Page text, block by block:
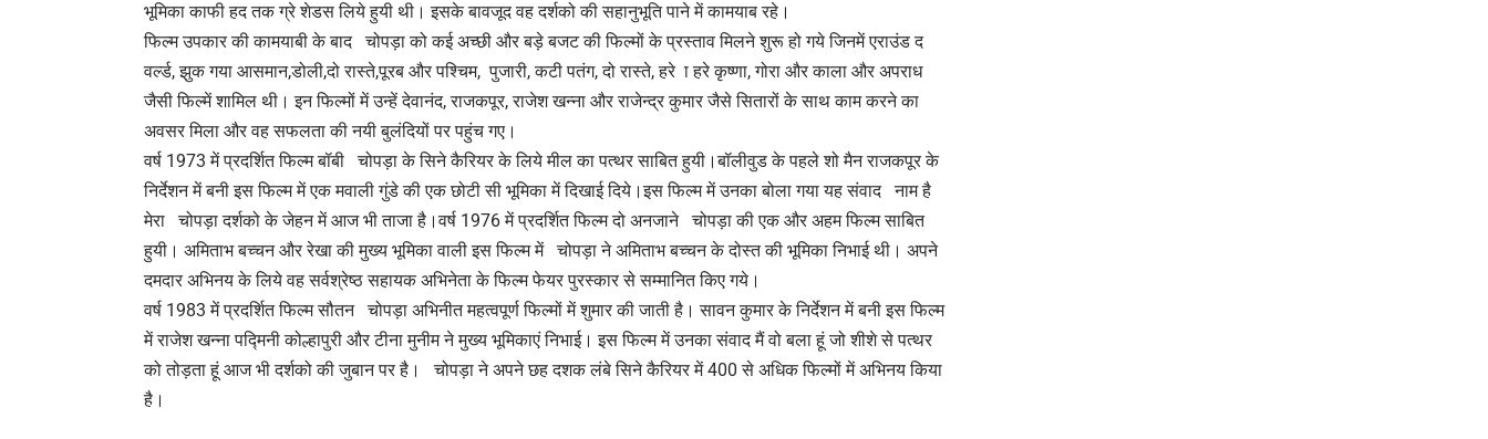
भूमिका काफी हद तक ग्रे शेडस लिये हुयी थी। इसके बावजूद वह दर्शको की सहानुभूति पाने में कामयाब रहे।
फिल्म उपकार की कामयाबी के बाद चोपड़ा को कई अच्छी और बड़े बजट की फिल्मों के प्रस्ताव मिलने शुरू हो गये जिनमें एराउंड द
वर्ल्ड, झुक गया आसमान,डोली,दो रास्ते,पूरब और पश्चिम, पुजारी, कटी पतंग, दो रास्ते, हरे ा हरे कृष्णा, गोरा और काला और अपराध
जैसी फिल्में शामिल थी। इन फिल्मों में उन्हें देवानंद, राजकपूर, राजेश खन्ना और राजेन्द्र कुमार जैसे सितारों के साथ काम करने का
अवसर मिला और वह सफलता की नयी बुलंदियों पर पहुंच गए।
वर्ष 1973 में प्रदर्शित फिल्म बॉबी चोपड़ा के सिने कैरियर के लिये मील का पत्थर साबित हुयी।बॉलीवुड के पहले शो मैन राजकपूर के
निर्देशन में बनी इस फिल्म में एक मवाली गुंडे की एक छोटी सी भूमिका में दिखाई दिये।इस फिल्म में उनका बोला गया यह संवाद नाम है
मेरा चोपड़ा दर्शको के जेहन में आज भी ताजा है।वर्ष 1976 में प्रदर्शित फिल्म दो अनजाने चोपड़ा की एक और अहम फिल्म साबित
हुयी। अमिताभ बच्चन और रेखा की मुख्य भूमिका वाली इस फिल्म में चोपड़ा ने अमिताभ बच्चन के दोस्त की भूमिका निभाई थी। अपने
दमदार अभिनय के लिये वह सर्वश्रेष्ठ सहायक अभिनेता के फिल्म फेयर पुरस्कार से सम्मानित किए गये।
वर्ष 1983 में प्रदर्शित फिल्म सौतन चोपड़ा अभिनीत महत्वपूर्ण फिल्मों में शुमार की जाती है। सावन कुमार के निर्देशन में बनी इस फिल्म
में राजेश खन्ना पद्मिनी कोल्हापुरी और टीना मुनीम ने मुख्य भूमिकाएं निभाई। इस फिल्म में उनका संवाद मैं वो बला हूं जो शीशे से पत्थर
को तोड़ता हूं आज भी दर्शको की जुबान पर है। चोपड़ा ने अपने छह दशक लंबे सिने कैरियर में 400 से अधिक फिल्मों में अभिनय किया
है।